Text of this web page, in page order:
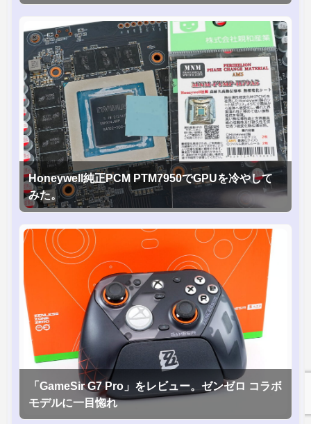
Honeywell純正PCM PTM7950でGPUを冷やして
みた。
「GameSir G7 Pro」をレビュー。ゼンゼロ コラボ
モデルに一目惚れ